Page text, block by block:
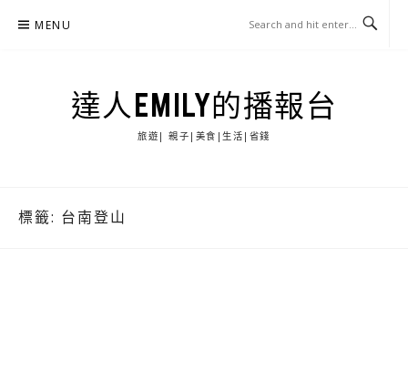
MENU
達人EMILY的播報台
旅遊| 親子|美食|生活|省錢
標籤: 台南登山